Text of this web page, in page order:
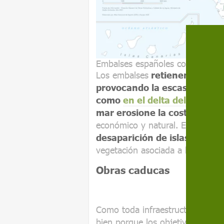
Embalses españoles con
Los embalses retienen los
provocando la escasez de
como en el delta del Ebro
,
mar erosione la costa,
económico y natural. En otras
desaparición de islas fluviales
vegetación asociada a las
Obras caducas
Como toda infraestructura